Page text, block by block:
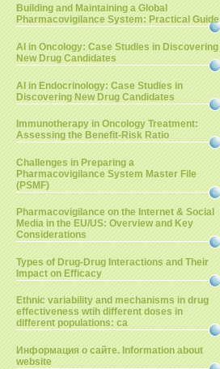
Building and Maintaining a Global
Pharmacovigilance System: Practical Guide
AI in Oncology: Case Studies in Discovering
New Drug Candidates
AI in Endocrinology: Case Studies in
Discovering New Drug Candidates
Immunotherapy in Oncology Treatment:
Assessing the Benefit-Risk Ratio
Challenges in Preparing a
Pharmacovigilance System Master File
(PSMF)
Pharmacovigilance on the Internet & Social
Media in the EU/US: Overview and Key
Considerations
Types of Drug-Drug Interactions and Their
Impact on Efficacy
Ethnic variability and mechanisms in drug
effectiveness wtih different doses in
different populations: ca
Информация о сайте. Information about
website